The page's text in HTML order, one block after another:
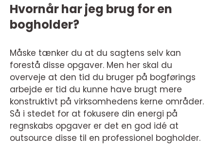
Hvornår har jeg brug for en
bogholder?
Måske tænker du at du sagtens selv kan
forestå disse opgaver. Men her skal du
overveje at den tid du bruger på bogførings
arbejde er tid du kunne have brugt mere
konstruktivt på virksomhedens kerne områder.
Så i stedet for at fokusere din energi på
regnskabs opgaver er det en god idé at
outsource disse til en professionel bogholder.